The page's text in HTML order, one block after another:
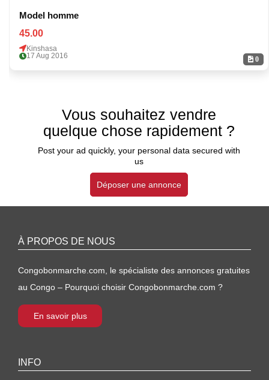
0
Model homme
45.00
Kinshasa
17 Aug 2016
Vous souhaitez vendre
quelque chose rapidement ?
Post your ad quickly, your personal data secured with
us
Déposer une annonce
À PROPOS DE NOUS
Congobonmarche.com, le spécialiste des annonces gratuites
au Congo – Pourquoi choisir Congobonmarche.com ?
En savoir plus
INFO